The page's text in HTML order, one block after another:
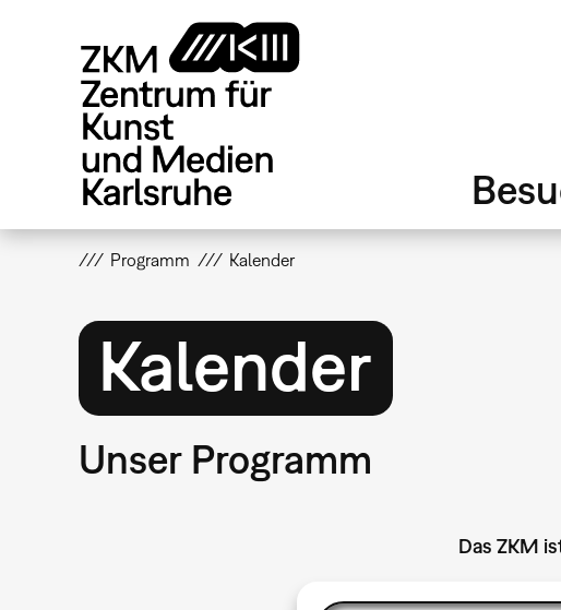
Programm Kalender
Kalender
Unser Programm
Das ZKM